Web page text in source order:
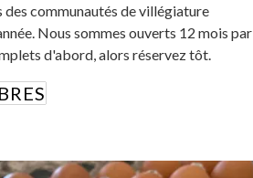
communautés de villégiature
Nous sommes ouverts 12 mois par
d'abord, alors réservez tôt.